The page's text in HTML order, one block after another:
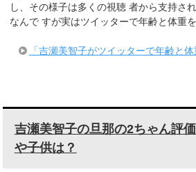
し、その様子は多くの視聴 者から支持さ
なんで すが実はツイッターで年齢と体重
「吉瀬美智子がツイッターで年齢と
吉瀬美智子の旦那の2ちゃん評
や子供は？